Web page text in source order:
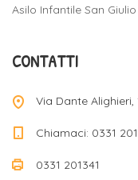
Asilo Infantile San Giulio
CONTATTI
Via Dante
Chiamaci: 0331
0331 201341